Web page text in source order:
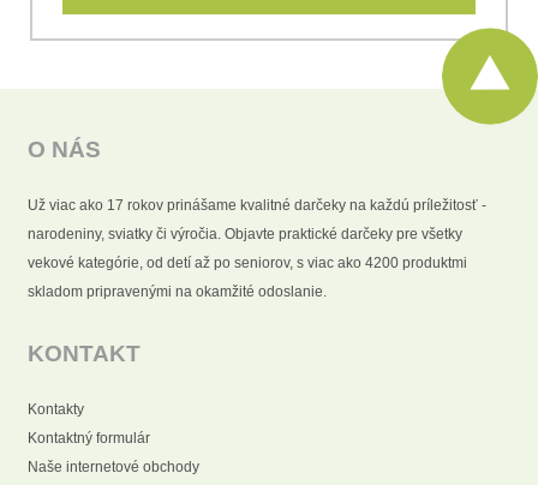
O NÁS
Už viac ako 17 rokov prinášame kvalitné darčeky na každú príležitosť -
narodeniny, sviatky či výročia. Objavte praktické darčeky pre všetky
vekové kategórie, od detí až po seniorov, s viac ako 4200 produktmi
skladom pripravenými na okamžité odoslanie.
KONTAKT
Kontakty
Kontaktný formulár
Naše internetové obchody